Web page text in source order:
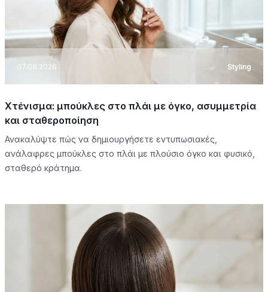
07.08.2026 Styling
Χτένισμα: μπούκλες στο πλάι με όγκο, ασυμμετρία
και σταθεροποίηση
Ανακαλύψτε πώς να δημιουργήσετε εντυπωσιακές,
ανάλαφρες μπούκλες στο πλάι με πλούσιο όγκο και φυσικό,
σταθερό κράτημα.